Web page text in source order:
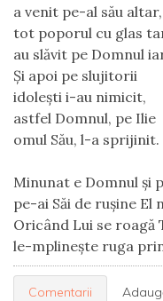
a venit pe-al său altar,
tot poporul cu glas
au slăvit pe Domnul
Și apoi pe slujitorii
idolești i-au nimicit,
astfel Domnul, pe Ilie
omul Său, l-a sprijinit.
Minunat e Domnul și
pe-ai Săi de rușine El
Oricând Lui se roagă
le-mplinește ruga
Comentarii